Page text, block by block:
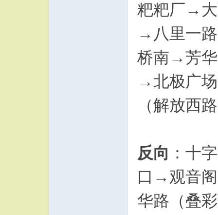
粑粑厂→
→八里一
桥南→芳
→北极广
（解放西
反向 ：十
口→观音
华路（叠